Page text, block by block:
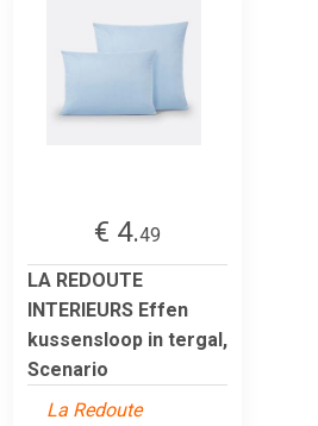
€ 4.49
LA REDOUTE
INTERIEURS Effen
kussensloop in tergal,
Scenario
La Redoute